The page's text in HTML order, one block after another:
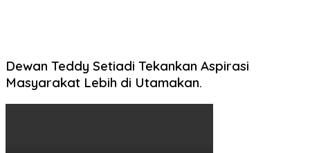
Dewan Teddy Setiadi Tekankan Aspirasi
Masyarakat Lebih di Utamakan.